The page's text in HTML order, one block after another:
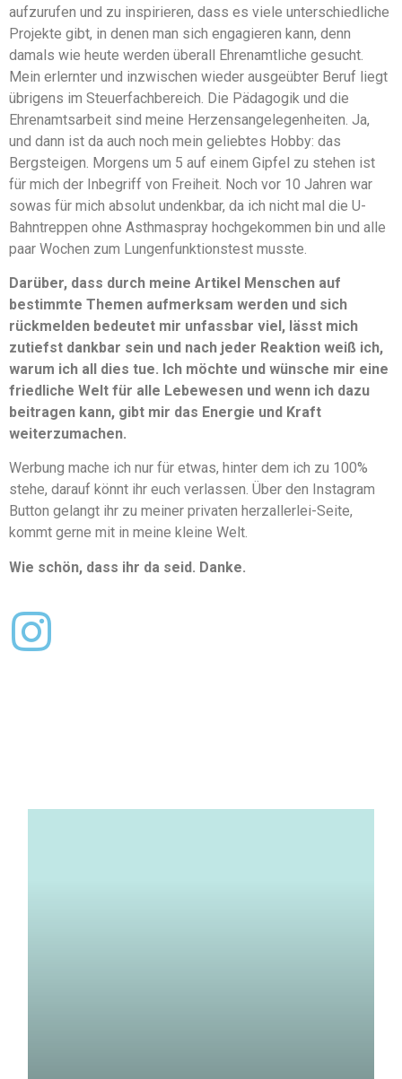
aufzurufen und zu inspirieren, dass es viele unterschiedliche
Projekte gibt, in denen man sich engagieren kann, denn
damals wie heute werden überall Ehrenamtliche gesucht.
Mein erlernter und inzwischen wieder ausgeübter Beruf liegt
übrigens im Steuerfachbereich. Die Pädagogik und die
Ehrenamtsarbeit sind meine Herzensangelegenheiten. Ja,
und dann ist da auch noch mein geliebtes Hobby: das
Bergsteigen. Morgens um 5 auf einem Gipfel zu stehen ist
für mich der Inbegriff von Freiheit. Noch vor 10 Jahren war
sowas für mich absolut undenkbar, da ich nicht mal die U-
Bahntreppen ohne Asthmaspray hochgekommen bin und alle
paar Wochen zum Lungenfunktionstest musste.
Darüber, dass durch meine Artikel Menschen auf
bestimmte Themen aufmerksam werden und sich
rückmelden bedeutet mir unfassbar viel, lässt mich
zutiefst dankbar sein und nach jeder Reaktion weiß ich,
warum ich all dies tue. Ich möchte und wünsche mir eine
friedliche Welt für alle Lebewesen und wenn ich dazu
beitragen kann, gibt mir das Energie und Kraft
weiterzumachen.
Werbung mache ich nur für etwas, hinter dem ich zu 100%
stehe, darauf könnt ihr euch verlassen. Über den Instagram
Button gelangt ihr zu meiner privaten herzallerlei-Seite,
kommt gerne mit in meine kleine Welt.
Wie schön, dass ihr da seid. Danke.